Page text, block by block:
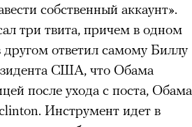
собственный аккаунт».
три твита, причем в одном
ответил самому Биллу
США, что Обама
после ухода с поста, Обама
Инструмент идет в